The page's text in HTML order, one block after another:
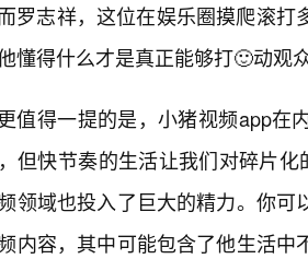
罗志祥，这位在娱乐圈摸爬滚
懂得什么才是真正能够打🙂动观
值得一提的是，小猪视频app在
但快节奏的生活让我们对碎片
领域也投入了巨大的精力。你
内容，其中可能包含了他生活